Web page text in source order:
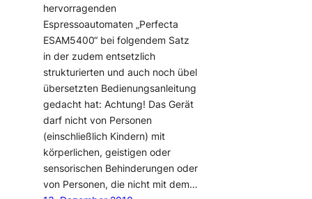
hervorragenden
Espressoautomaten „Perfecta
ESAM5400“ bei folgendem Satz
in der zudem entsetzlich
strukturierten und auch noch übel
übersetzten Bedienungsanleitung
gedacht hat: Achtung! Das Gerät
darf nicht von Personen
(einschließlich Kindern) mit
körperlichen, geistigen oder
sensorischen Behinderungen oder
von Personen, die nicht mit dem…